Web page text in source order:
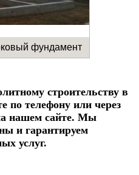
фундамент
строительству в
телефону или через
нашем сайте. Мы
и гарантируем
услуг.